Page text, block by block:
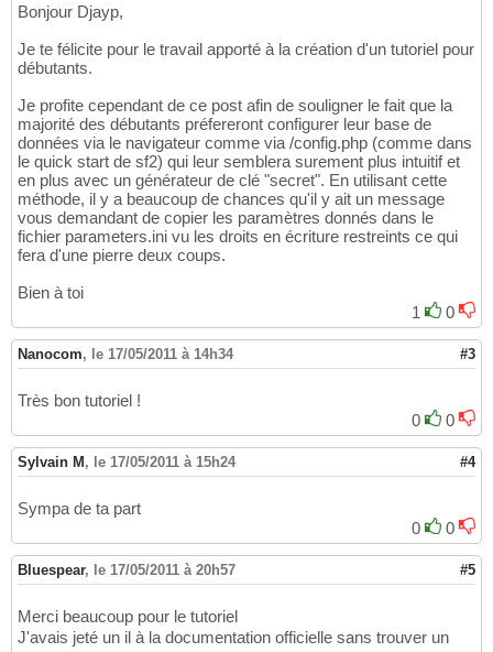
Bonjour Djayp,
Je te félicite pour le travail apporté à la création d'un tutoriel pour
débutants.
Je profite cependant de ce post afin de souligner le fait que la
majorité des débutants préfereront configurer leur base de
données via le navigateur comme via /config.php (comme dans
le quick start de sf2) qui leur semblera surement plus intuitif et
en plus avec un générateur de clé "secret". En utilisant cette
méthode, il y a beaucoup de chances qu'il y ait un message
vous demandant de copier les paramètres donnés dans le
fichier parameters.ini vu les droits en écriture restreints ce qui
fera d'une pierre deux coups.
Bien à toi
1
0
Nanocom, le 17/05/2011 à 14h34 #3
Très bon tutoriel !
0
0
Sylvain M , le 17/05/2011 à 15h24 #4
Sympa de ta part
0
0
Bluespear, le 17/05/2011 à 20h57 #5
Merci beaucoup pour le tutoriel
J'avais jeté un il à la documentation officielle sans trouver un